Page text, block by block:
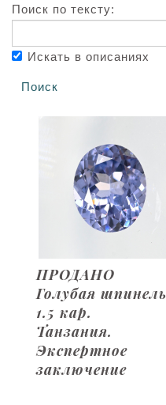
Поиск по тексту:
Искать в описаниях
Поиск
ПРОДАНО
Голубая шпинель
1.5 кар.
Танзания.
Экспертное
заключение